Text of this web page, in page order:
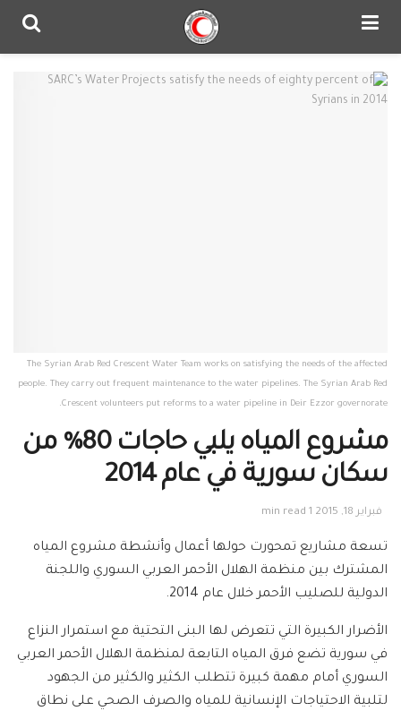
The Syrian Arab Red Crescent Water Team works on satisfying the needs of the affected
people. They carry out frequent maintenance to the water pipelines. The Syrian Arab Red
Crescent volunteers put reforms to a water pipeline in Deir Ezzor governorate.
مشروع المياه يلبي حاجات 80% من
سكان سورية في عام 2014
فبراير 18, 2015 1 min read
تسعة مشاريع تمحورت حولها أعمال وأنشطة مشروع المياه
المشترك بين منظمة الهلال الأحمر العربي السوري واللجنة
الدولية للصليب الأحمر خلال عام 2014.
الأضرار الكبيرة التي تتعرض لها البنى التحتية مع استمرار النزاع
في سورية تضع فرق المياه التابعة لمنظمة الهلال الأحمر العربي
السوري أمام مهمة كبيرة تتطلب الكثير والكثير من الجهود
لتلبية الاحتياجات الإنسانية للمياه والصرف الصحي على نطاق